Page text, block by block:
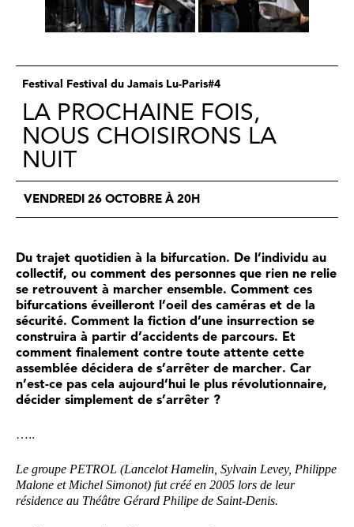
Festival Festival du Jamais Lu-Paris#4
LA PROCHAINE FOIS,
NOUS CHOISIRONS LA
NUIT
VENDREDI 26 OCTOBRE À 20H
Du trajet quotidien à la bifurcation. De l’individu au
collectif, ou comment des personnes que rien ne relie
se retrouvent à marcher ensemble. Comment ces
bifurcations éveilleront l’oeil des caméras et de la
sécurité. Comment la fiction d’une insurrection se
construira à partir d’accidents de parcours. Et
comment finalement contre toute attente cette
assemblée décidera de s’arrêter de marcher. Car
n’est-ce pas cela aujourd’hui le plus révolutionnaire,
décider simplement de s’arrêter ?
…..
Le groupe PETROL (Lancelot Hamelin, Sylvain Levey, Philippe
Malone et Michel Simonot) fut créé en 2005 lors de leur
résidence au Théâtre Gérard Philipe de Saint-Denis.